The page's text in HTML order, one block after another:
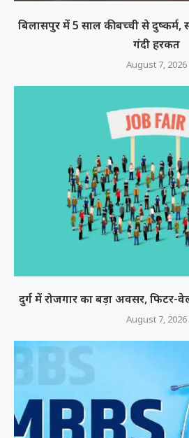
बिलासपुर में 5 साल की बच्ची से
गंदी हरकत
August 7, 2026
दुर्ग में रोजगार का बड़ा अवसर, फिटर-
August 7, 2026